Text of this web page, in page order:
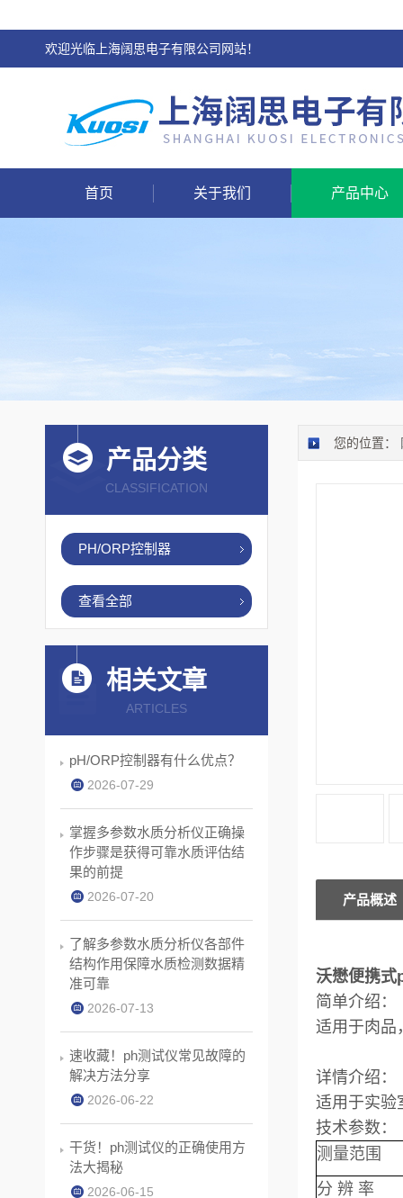
欢迎光临上海阔思电子有限公司网站！
首页 关于我们 产品中心
您的位置：
产品概述
沃懋便携式
简单介绍：
适用于肉品
详情介绍：
适用于实验
技术参数：
测量范围
分 辨 率
产品分类
CLASSIFICATION
PH/ORP控制器
查看全部
相关文章
ARTICLES
pH/ORP控制器有什么优点？
2026-07-29
掌握多参数水质分析仪正确操
作步骤是获得可靠水质评估结
果的前提
2026-07-20
了解多参数水质分析仪各部件
结构作用保障水质检测数据精
准可靠
2026-07-13
速收藏！ph测试仪常见故障的
解决方法分享
2026-06-22
干货！ph测试仪的正确使用方
法大揭秘
2026-06-15